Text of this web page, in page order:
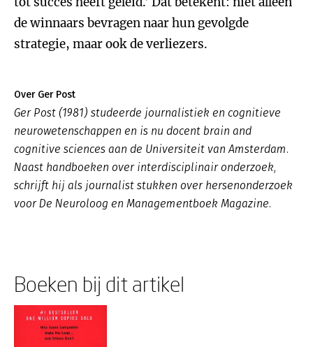
de winnaars bevragen naar hun gevolgde
strategie, maar ook de verliezers.
Over Ger Post
Ger Post (1981) studeerde journalistiek en cognitieve
neurowetenschappen en is nu docent brain and
cognitive sciences aan de Universiteit van Amsterdam.
Naast handboeken over interdisciplinair onderzoek,
schrijft hij als journalist stukken over hersenonderzoek
voor De Neuroloog en Managementboek Magazine.
Boeken bij dit artikel